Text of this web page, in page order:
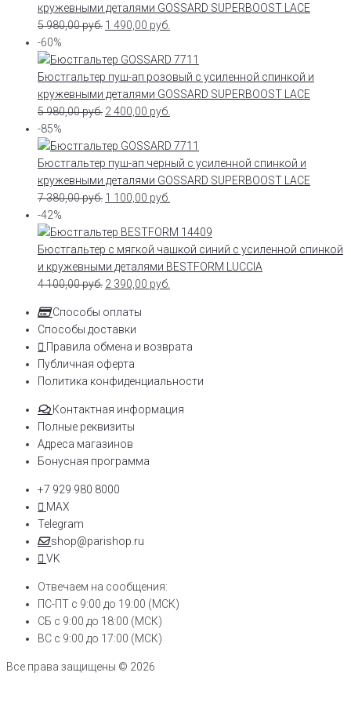
кружевными деталями GOSSARD SUPERBOOST LACE
5 980,00руб. 1 490,00 руб.
-60%
Бюстгальтер пуш-ап розовый с усиленной спинкой и
кружевными деталями GOSSARD SUPERBOOST LACE
5 980,00руб. 2 400,00 руб.
-85%
Бюстгальтер пуш-ап черный с усиленной спинкой и
кружевными деталями GOSSARD SUPERBOOST LACE
7 380,00руб. 1 100,00 руб.
-42%
Бюстгальтер с мягкой чашкой синий с усиленной спинкой
и кружевными деталями BESTFORM LUCCIA
4 100,00руб. 2 390,00 руб.
Способы оплаты
Способы доставки
Правила обмена и возврата
Публичная оферта
Политика конфиденциальности
Контактная информация
Полные реквизиты
Адреса магазинов
Бонусная программа
+7 929 980 8000
MAX
Telegram
shop@parishop.ru
VK
Отвечаем на сообщения:
ПС-ПТ с 9:00 до 19:00 (МСК)
СБ с 9:00 до 18:00 (МСК)
ВС с 9:00 до 17:00 (МСК)
Все права защищены © 2026